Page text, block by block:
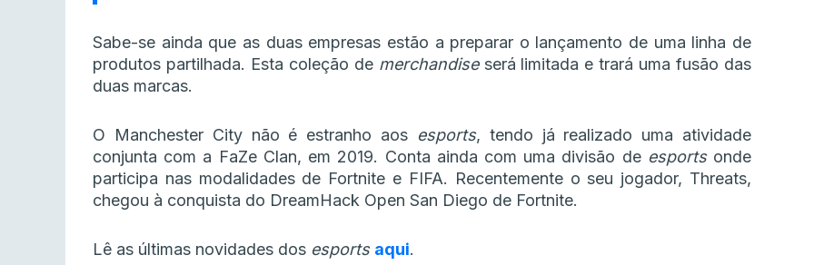
Sabe-se ainda que as duas empresas estão a preparar o lançamento de uma linha de
produtos partilhada. Esta coleção de merchandiseserá limitada e trará uma fusão das
duas marcas.
O Manchester City não é estranho aos esports, tendo já realizado uma atividade
conjunta com a FaZe Clan, em 2019. Conta ainda com uma divisão de esportsonde
participa nas modalidades de Fortnite e FIFA. Recentemente o seu jogador, Threats,
chegou à conquista do DreamHack Open San Diego de Fortnite.
Lê as últimas novidades dos esports aqui.